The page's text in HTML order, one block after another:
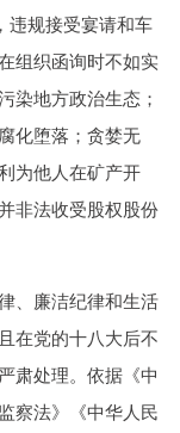
违规接受宴请和车
组织函询时不如实
染地方政治生态；
化堕落；贪婪无
为他人在矿产开
非法收受股权股份
、廉洁纪律和生活
在党的十八大后不
肃处理。依据《中
察法》《中华人民